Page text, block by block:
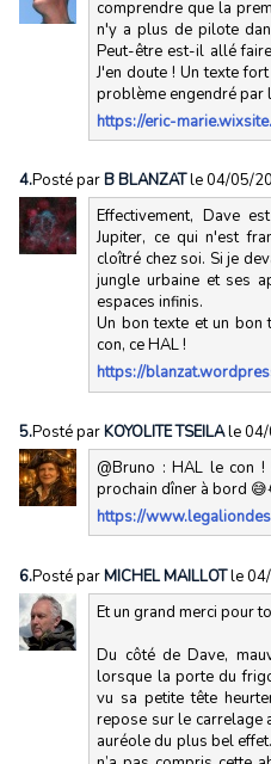
comprendre que la
n'y a plus de pilote
Peut-être est-il allé
J'en doute ! Un texte
problème engendré par
https://eric-
4.Posté parB BLANZATle 04/05/
Effectivement, Dave
Jupiter, ce qui n'est
cloîtré chez soi. Si je
jungle urbaine et ses
espaces infinis.
Un bon texte et un
con, ce HAL !
https://
5.Posté parKOYOLITE TSEILAle
@Bruno : HAL le con
prochain dîner à bord
https://
6.Posté parMICHEL MAILLOTle
Et un grand merci pour
Du côté de Dave,
lorsque la porte du
vu sa petite tête
repose sur le carrelage
auréole du plus bel